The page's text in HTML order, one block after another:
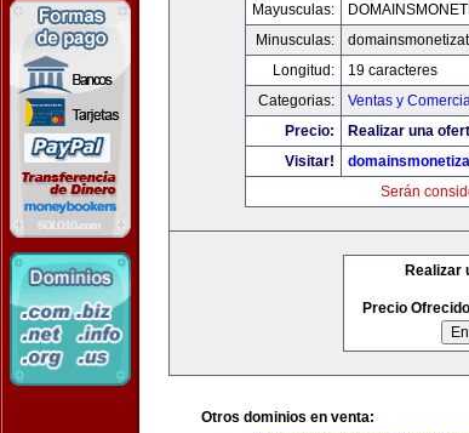
Mayusculas:
Minusculas:
Longitud:
19 caracteres
Categorias:
Ventas y
Precio:
Realizar una
Visitar!
Serán
Realizar
Precio
Otros dominios en venta: